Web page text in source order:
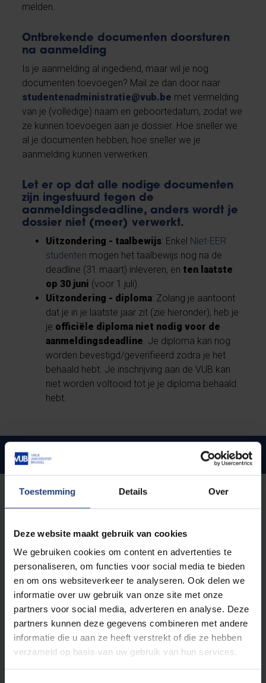
Toestemming Details Over
Deze website maakt gebruik van cookies
We gebruiken cookies om content en advertenties te
personaliseren, om functies voor social media te bieden
en om ons websiteverkeer te analyseren. Ook delen we
informatie over uw gebruik van onze site met onze
partners voor social media, adverteren en analyse. Deze
partners kunnen deze gegevens combineren met andere
informatie die u aan ze heeft verstrekt of die ze hebben
verzameld op basis van uw gebruik van hun services.
melden.
Ontbrekende documenten doorsturen
na aanmelding
Is je aanmelding al ingediend, maar wil je nog
documenten toevoegen? Mail ze dan door naar
studentenadministratie@vub.be met vermelding
van je (volledige) naam en geboortedatum, zodat we
ze kunnen toevoegen aan je dossier. Hoe sneller we
al je documenten hebben, hoe sneller we je
aanmelding kunnen verwerken.
Let er op dat alle nodige documenten
zijn ingestuurd tegen de
aanmeldingsdeadline, anders wordt je
dossier niet (meer) verwerkt.
Uitzondering - taalbewijs: Enkel Niet-EER
studenten mogen het taalbewijs nog na de
deadline (31 maart) inleveren, en ten laatste
op 30 juni (voor 1 juli).
Uitzondering - diploma: Zolang je aantoont
dat je in je laatste jaar zit (zie hieronder), heb je
je officiële diploma niet nodig voor de
aanmeldingsdeadline. Je diploma kan nog
worden bevestigd/geverifieerd zodra je het
behaald hebt. Je inschrijving aan de VUB kan
niet worden voltooid tot je je diploma behaald
hebt.
Details
Wat hebben we exact nodig?
Ontdek wat elk document betekent en wat we exact
document toevoegen in de aanmelding.
documenten jij moet aanleveren in het overzicht
hierboven.
Kwaliteitsvereisten
We hebben telkens duidelijke scans of deftige foto's
nodig van het volledige, originele document. Het
document moet volledig zichtbaar zijn, en voorzien